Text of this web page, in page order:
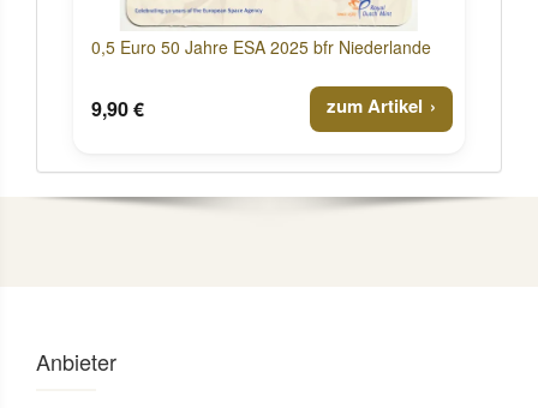
0,5 Euro 50 Jahre ESA 2025 bfr Niederlande
9,90 € zum Artikel
Anbieter